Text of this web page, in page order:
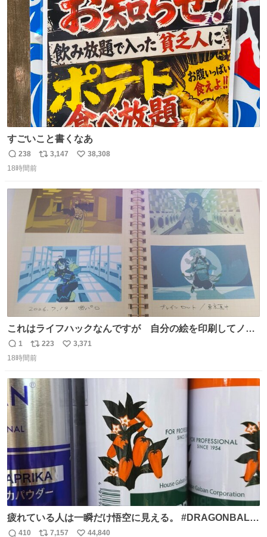
どわあ～な謎パンなどなんでもあり。クレヨンしんちゃん
を生んだ町、強すぎる。
ト
数
数
すごいこと書くなあ
返
信
238
リ
ト
数
3,147
い
数
38,308
18時間前
これはライフハックなんですが 自分の絵を印刷してノー
トに貼って日付とキャプションを一言添えると 結構健康に
いいです。
返
信
1
リ
ポ
ト
数
223
い
3,371
18時間前
疲れている人は一瞬だけ悟空に見える。 #DRAGONBALL
#ドラゴンボール
410 7,157 44,840